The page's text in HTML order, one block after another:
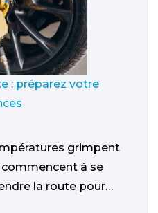
: préparez votre
grimpent
à se
la route pour…